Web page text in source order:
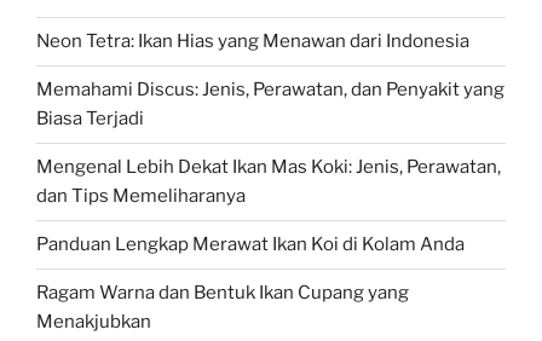
Neon Tetra: Ikan Hias yang Menawan dari Indonesia
Memahami Discus: Jenis, Perawatan, dan Penyakit yang
Biasa Terjadi
Mengenal Lebih Dekat Ikan Mas Koki: Jenis, Perawatan,
dan Tips Memeliharanya
Panduan Lengkap Merawat Ikan Koi di Kolam Anda
Ragam Warna dan Bentuk Ikan Cupang yang
Menakjubkan